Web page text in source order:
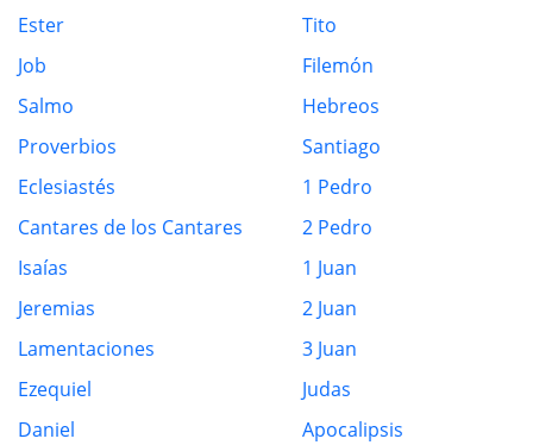
Ester
Job
Salmo
Proverbios
Eclesiastés
Cantares de los Cantares
Isaías
Jeremias
Lamentaciones
Ezequiel
Daniel
Tito
Filemón
Hebreos
Santiago
1 Pedro
2 Pedro
1 Juan
2 Juan
3 Juan
Judas
Apocalipsis